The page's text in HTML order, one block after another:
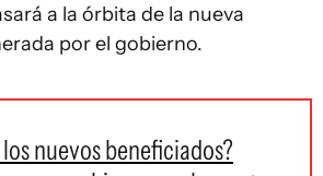
a la órbita de la nueva
por el gobierno.
nuevos beneficiados?